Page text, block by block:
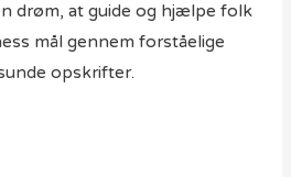
drøm, at guide og hjælpe folk
mål gennem forståelige
opskrifter.